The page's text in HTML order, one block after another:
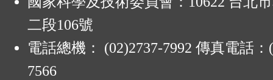
二段106號
電話總機： (02)2737-7992 傳真電話：
7566